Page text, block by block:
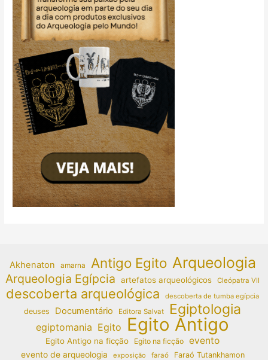
Akhenaton amarna Antigo Egito Arqueologia
Arqueologia Egípcia artefatos arqueológicos Cleópatra VII
descoberta arqueológica descoberta de tumba egípcia
deuses Documentário Editora Salvat Egiptologia
egiptomania Egito Egito Antigo
Egito Antigo na ficção Egito na ficção evento
evento de arqueologia exposição faraó Faraó Tutankhamon